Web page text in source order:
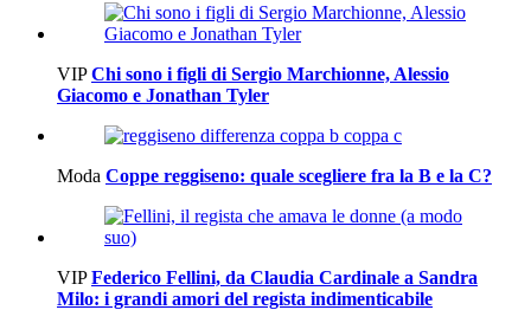
VIP Chi sono i figli di Sergio Marchionne, Alessio
Giacomo e Jonathan Tyler
Moda Coppe reggiseno: quale scegliere fra la B e la C?
VIP Federico Fellini, da Claudia Cardinale a Sandra
Milo: i grandi amori del regista indimenticabile